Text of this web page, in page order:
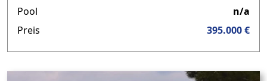
Pool
n/a
Preis
395.000 €